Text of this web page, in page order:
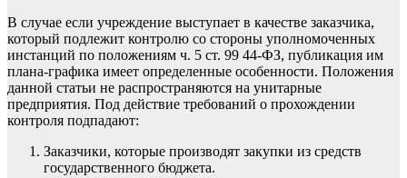
В случае если учреждение выступает в качестве заказчика,
который подлежит контролю со стороны уполномоченных
инстанций по положениям ч. 5 ст. 99 44-ФЗ, публикация им
плана-графика имеет определенные особенности. Положения
данной статьи не распространяются на унитарные
предприятия. Под действие требований о прохождении
контроля подпадают:
Заказчики, которые производят закупки из средств
государственного бюджета.